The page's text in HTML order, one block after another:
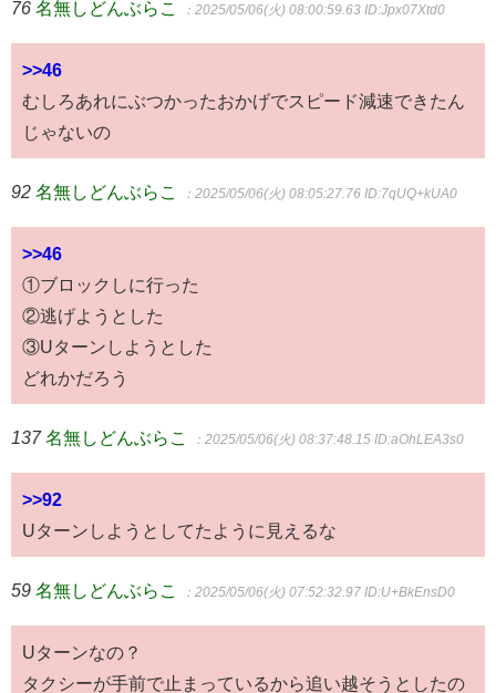
76 名無しどんぶらこ ：2025/05/06(火) 08:00:59.63 ID:Jpx07Xtd0
>>46
むしろあれにぶつかったおかげでスピード減速できたん
じゃないの
92 名無しどんぶらこ ：2025/05/06(火) 08:05:27.76 ID:7qUQ+kUA0
>>46
①ブロックしに行った
②逃げようとした
③Uターンしようとした
どれかだろう
137 名無しどんぶらこ ：2025/05/06(火) 08:37:48.15 ID:aOhLEA3s0
>>92
Uターンしようとしてたように見えるな
59 名無しどんぶらこ ：2025/05/06(火) 07:52:32.97 ID:U+BkEnsD0
Uターンなの？
タクシーが手前で止まっているから追い越そうとしたの